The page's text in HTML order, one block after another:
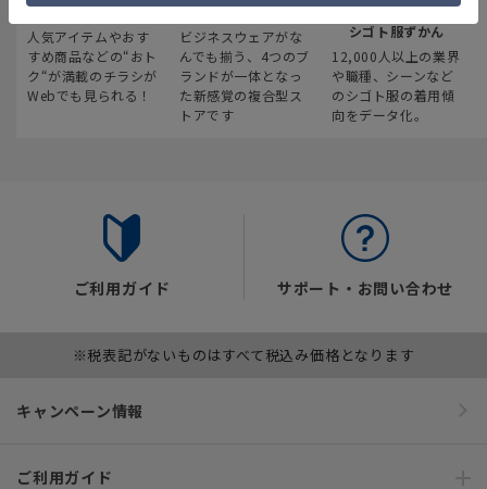
最新のお買い得情報
人気アイテムやおす
すめ商品などの“おト
ク“が満載のチラシが
Webでも見られる！
スーツスクエア
ビジネスウェアがな
んでも揃う、4つのブ
ランドが一体となっ
た新感覚の複合型ス
トアです
みんなの
シゴト服ずかん
12,000人以上の業界
や職種、シーンなど
のシゴト服の着用傾
向をデータ化。
ご利用ガイド サポート・お問い合わせ
※税表記がないものはすべて税込み価格となります
キャンペーン情報
ご利用ガイド